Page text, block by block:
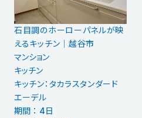
石目調のホーローパネルが映
えるキッチン｜越谷市
マンション
キッチン
キッチン：タカラスタンダード
エーデル
期間 ： 4日